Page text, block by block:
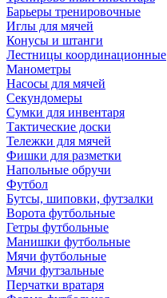
Барьеры тренировочные
Иглы для мячей
Конусы и штанги
Лестницы координационные
Манометры
Насосы для мячей
Секундомеры
Сумки для инвентаря
Тактические доски
Тележки для мячей
Фишки для разметки
Напольные обручи
Футбол
Бутсы, шиповки, футзалки
Ворота футбольные
Гетры футбольные
Манишки футбольные
Мячи футбольные
Мячи футзальные
Перчатки вратаря